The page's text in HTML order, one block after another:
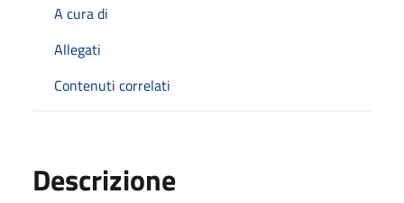
A cura di
Allegati
Contenuti correlati
Descrizione